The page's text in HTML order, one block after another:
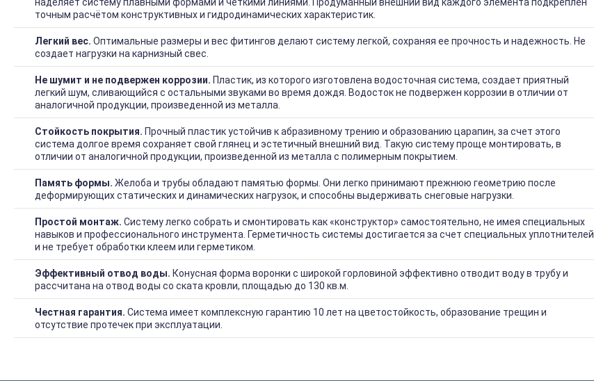
наделяет систему плавными формами и четкими линиями. Продуманный внешний вид каждого элемента подкреплен
точным расчётом конструктивных и гидродинамических характеристик.
Легкий вес. Оптимальные размеры и вес фитингов делают систему легкой, сохраняя ее прочность и надежность. Не
создает нагрузки на карнизный свес.
Не шумит и не подвержен коррозии. Пластик, из которого изготовлена водосточная система, создает приятный
легкий шум, сливающийся с остальными звуками во время дождя. Водосток не подвержен коррозии в отличии от
аналогичной продукции, произведенной из металла.
Стойкость покрытия. Прочный пластик устойчив к абразивному трению и образованию царапин, за счет этого
система долгое время сохраняет свой глянец и эстетичный внешний вид. Такую систему проще монтировать, в
отличии от аналогичной продукции, произведенной из металла с полимерным покрытием.
Память формы. Желоба и трубы обладают памятью формы. Они легко принимают прежнюю геометрию после
деформирующих статических и динамических нагрузок, и способны выдерживать снеговые нагрузки.
Простой монтаж. Систему легко собрать и смонтировать как «конструктор» самостоятельно, не имея специальных
навыков и профессионального инструмента. Герметичность системы достигается за счет специальных уплотнителей
и не требует обработки клеем или герметиком.
Эффективный отвод воды. Конусная форма воронки с широкой горловиной эффективно отводит воду в трубу и
рассчитана на отвод воды со ската кровли, площадью до 130 кв.м.
Честная гарантия. Система имеет комплексную гарантию 10 лет на цветостойкость, образование трещин и
отсутствие протечек при эксплуатации.